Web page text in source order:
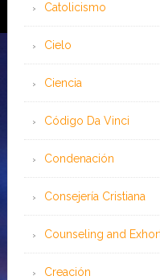
Catolicismo
Cielo
Ciencia
Código Da Vinci
Condenación
Consejería Cristiana
Counseling and
Creación